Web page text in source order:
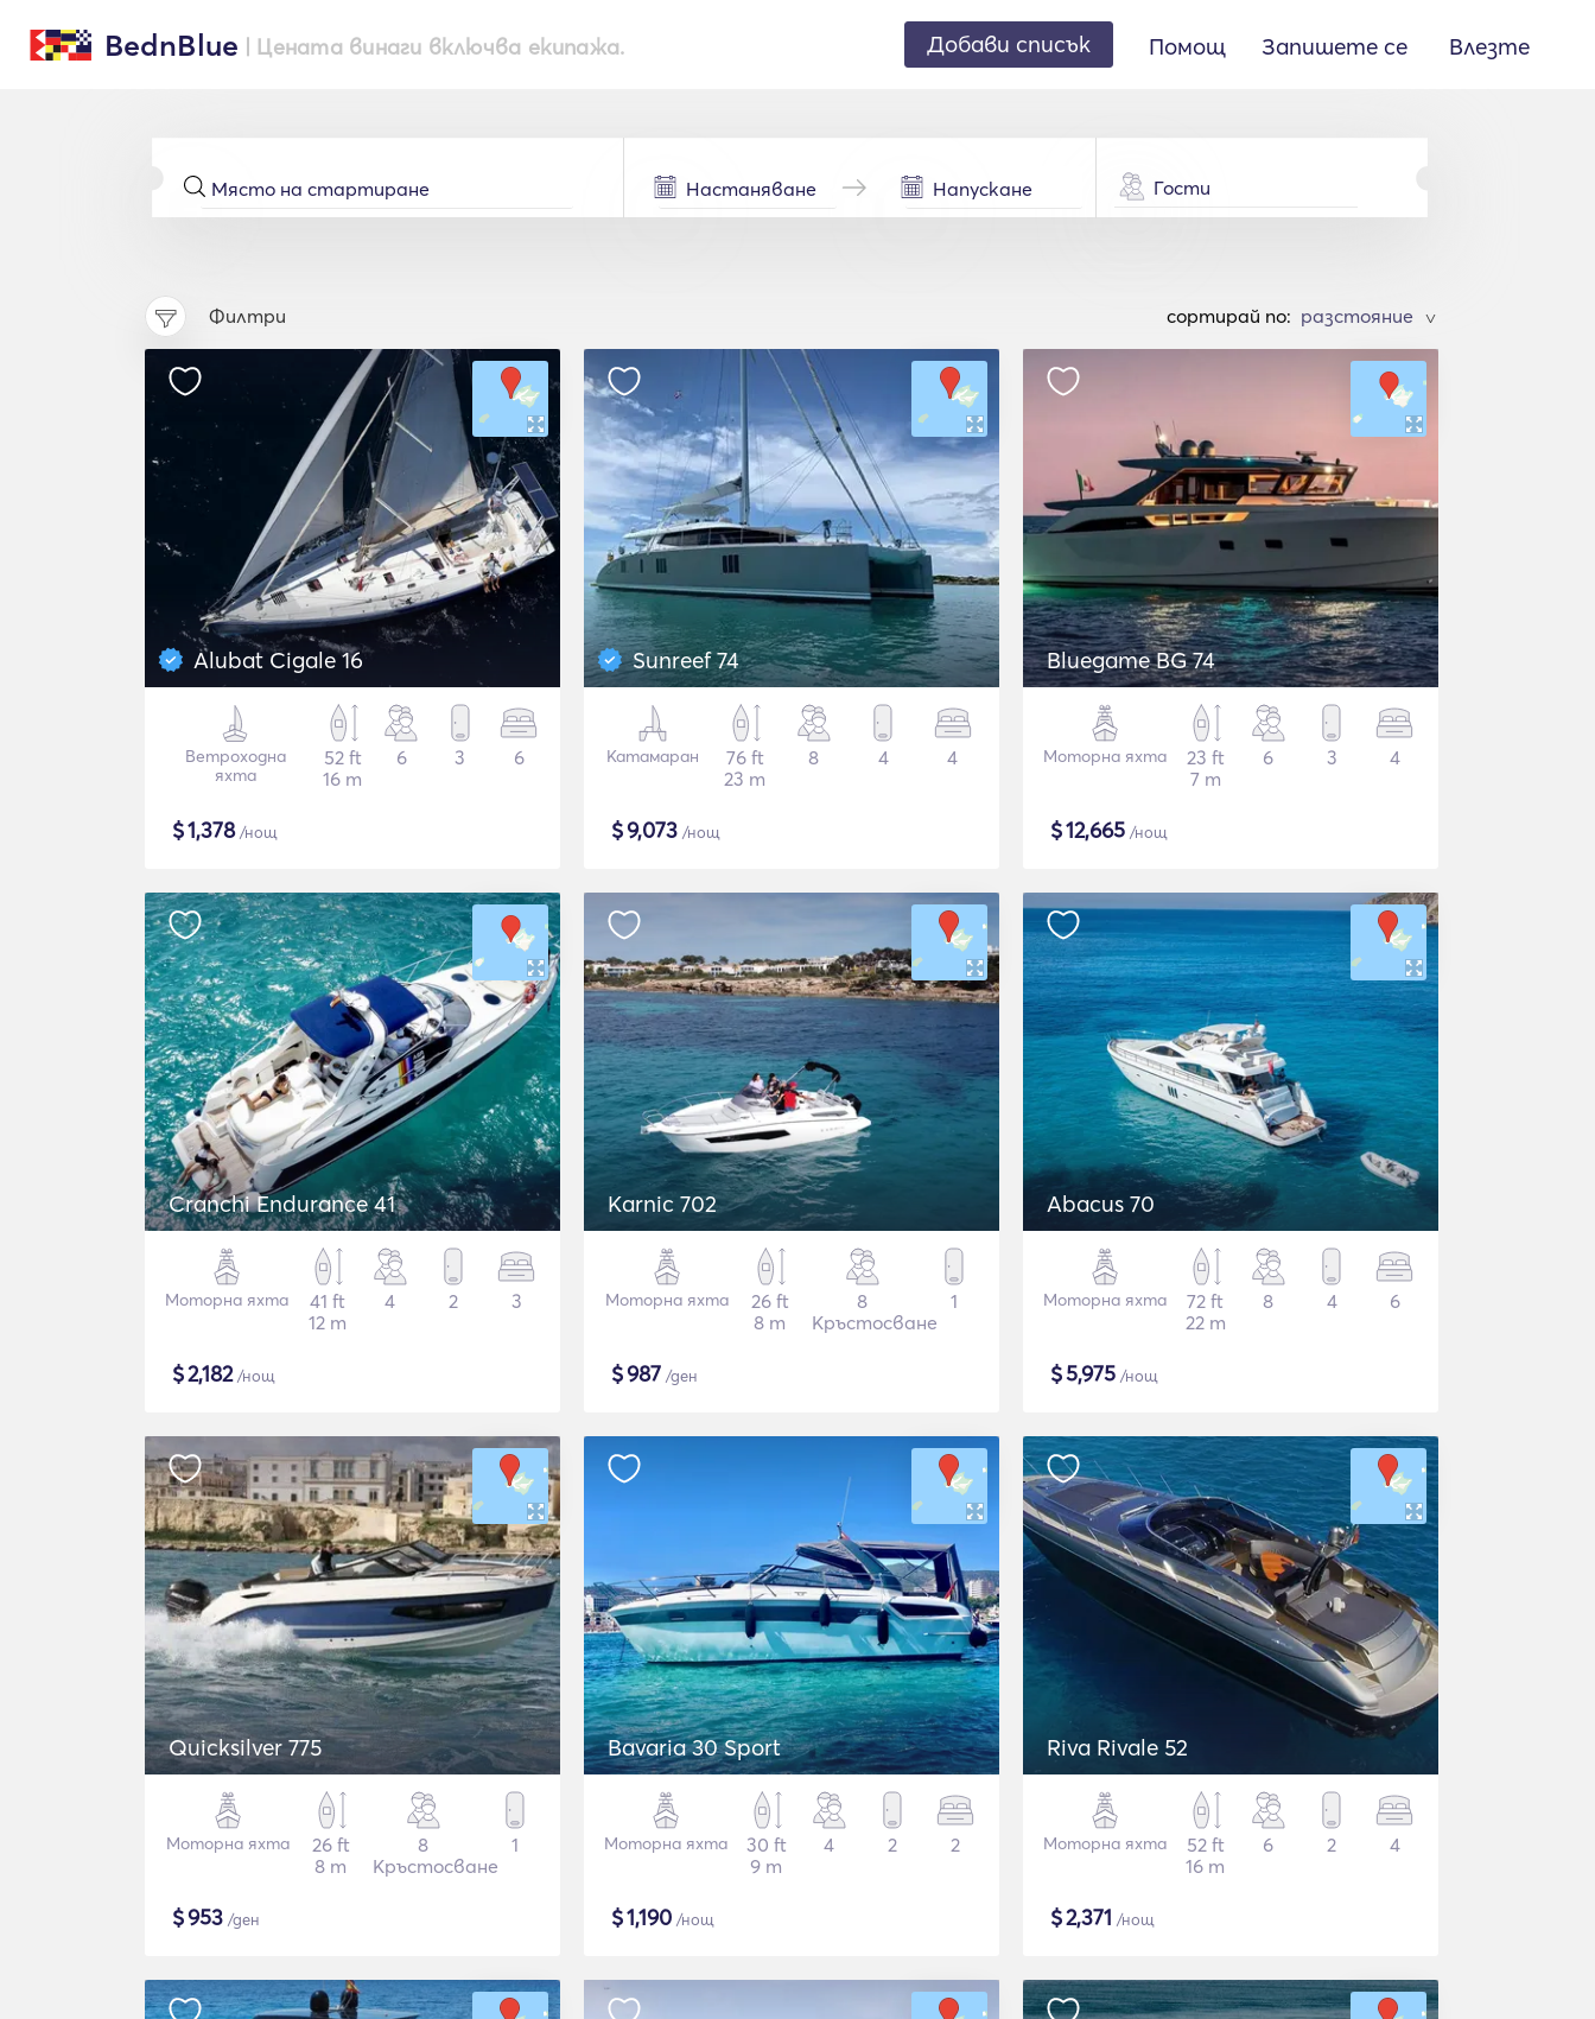
BednBlue | Цената винаги включва екипажа. Добави списък Помощ Запишете се Влезте
Гости
Филтри cортирай по: >
Alubat Cigale 16
Ветроходна
яхта
52 ft
16 m
6 3 6
$1,378/нощ
Sunreef 74
Катамаран
76 ft
23 m
8 4 4
$9,073 /нощ
Bluegame BG 74
Моторна яхта
23 ft
7 m
6 3 4
$12,665 /нощ
Cranchi Endurance 41
Моторна яхта
41 ft
12 m
4 2 3
$2,182/нощ
Karnic 702
Моторна яхта
26 ft
8 m
8
Кръстосване
1
$987 /ден
Abacus 70
Моторна яхта
72 ft
22 m
8 4 6
$5,975 /нощ
Quicksilver 775
Моторна яхта
26 ft
8 m
8
Кръстосване
1
$953 /ден
Bavaria 30 Sport
Моторна яхта
30 ft
9 m
4 2 2
$1,190 /нощ
Riva Rivale 52
Моторна яхта
52 ft
16 m
6 2 4
$2,371 /нощ